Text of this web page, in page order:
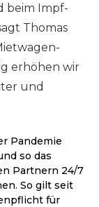
beim Impf-
Thomas
erhöhen wir
und
Pandemie
so das
Partnern 24/7
So gilt seit
für